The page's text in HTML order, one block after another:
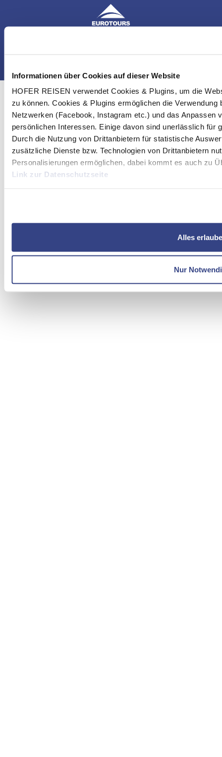
Informationen über Cookies auf dieser Website
HOFER REISEN verwendet Cookies & Plugins, um die
zu können. Cookies & Plugins ermöglichen die
Netzwerken (Facebook, Instagram etc.) und das Anpassen
persönlichen Interessen. Einige davon sind unerlässlich für
Durch die Nutzung von Drittanbietern für statistische
zusätzliche Dienste bzw. Technologien von Drittanbietern
Personalisierungen ermöglichen, dabei kommt es auch zu
Link zur Datenschutzseite
Alles
Nur